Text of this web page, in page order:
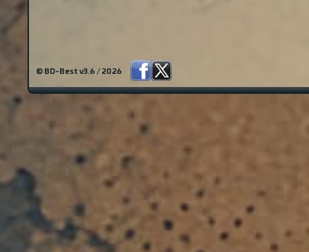
© BD-Best v3.6 / 2026